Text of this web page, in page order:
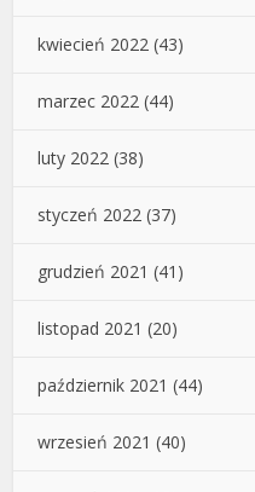
kwiecień 2022 (43)
marzec 2022 (44)
luty 2022 (38)
styczeń 2022 (37)
grudzień 2021 (41)
listopad 2021 (20)
październik 2021 (44)
wrzesień 2021 (40)